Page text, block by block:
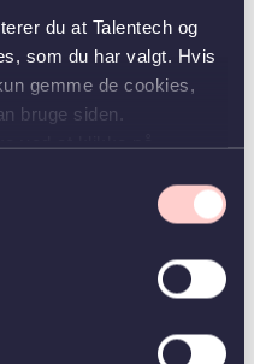
du at Talentech og
som du har valgt. Hvis
gemme de cookies,
bruge siden.